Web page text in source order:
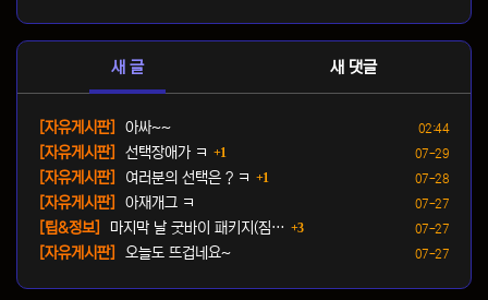
새 글 새 댓글
등록일
02:44
[자유게시판]
아싸~~
등록일
07-29
[자유게시판] 선택장애가 ㅋ 1
등록일
07-28
[자유게시판] 여러분의 선택은 ? ㅋ 1
등록일
07-27
[자유게시판]
아재개그 ㅋ
등록일
07-27
[팁&정보] 마지막 날 굿바이 패키지(짐… 3댓글
등록일
07-27
[자유게시판] 오늘도 뜨겁네요~